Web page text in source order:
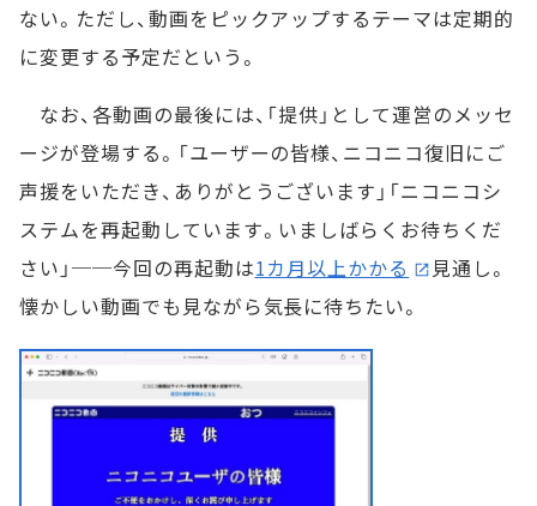
ない。ただし、動画をピックアップするテーマは定期的
に変更する予定だという。
なお、各動画の最後には、「提供」として運営のメッセ
ージが登場する。「ユーザーの皆様、ニコニコ復旧にご
声援をいただき、ありがとうございます」「ニコニコシ
ステムを再起動しています。いましばらくお待ちくだ
さい」──今回の再起動は1カ月以上かかる
見通し。
懐かしい動画でも見ながら気長に待ちたい。